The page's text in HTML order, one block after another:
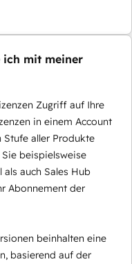
ich mit meiner
Zugriff auf Ihre
in einem Account
Stufe aller Produkte
beispielsweise
auch Sales Hub
Abonnement der
beinhalten eine
basierend auf der